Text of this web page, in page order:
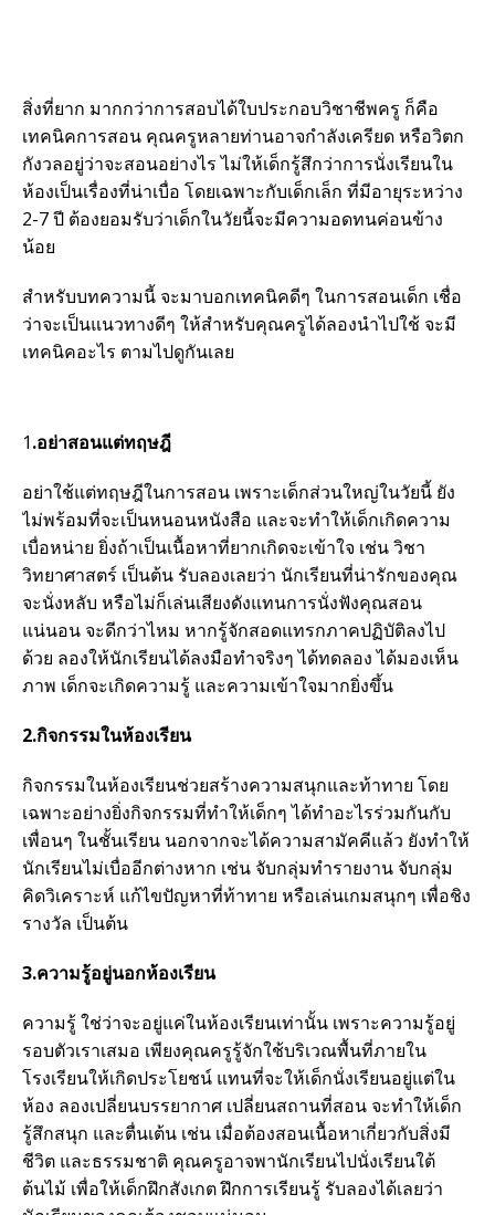
สิ่งที่ยาก มากกว่าการสอบได้ใบประกอบวิชาชีพครู ก็คือ
เทคนิคการสอน คุณครูหลายท่านอาจกำลังเครียด หรือวิตก
กังวลอยู่ว่าจะสอนอย่างไร ไม่ให้เด็กรู้สึกว่าการนั่งเรียนใน
ห้องเป็นเรื่องที่น่าเบื่อ โดยเฉพาะกับเด็กเล็ก ที่มีอายุระหว่าง
2-7 ปี ต้องยอมรับว่าเด็กในวัยนี้จะมีความอดทนค่อนข้าง
น้อย
สำหรับบทความนี้ จะมาบอกเทคนิคดีๆ ในการสอนเด็ก เชื่อ
ว่าจะเป็นแนวทางดีๆ ให้สำหรับคุณครูได้ลองนำไปใช้ จะมี
เทคนิคอะไร ตามไปดูกันเลย
1.อย่าสอนแต่ทฤษฎี
อย่าใช้แต่ทฤษฎีในการสอน เพราะเด็กส่วนใหญ่ในวัยนี้ ยัง
ไม่พร้อมที่จะเป็นหนอนหนังสือ และจะทำให้เด็กเกิดความ
เบื่อหน่าย ยิ่งถ้าเป็นเนื้อหาที่ยากเกิดจะเข้าใจ เช่น วิชา
วิทยาศาสตร์ เป็นต้น รับลองเลยว่า นักเรียนที่น่ารักของคุณ
จะนั่งหลับ หรือไม่ก็เล่นเสียงดังแทนการนั่งฟังคุณสอน
แน่นอน จะดีกว่าไหม หากรู้จักสอดแทรกภาคปฏิบัติลงไป
ด้วย ลองให้นักเรียนได้ลงมือทำจริงๆ ได้ทดลอง ได้มองเห็น
ภาพ เด็กจะเกิดความรู้ และความเข้าใจมากยิ่งขึ้น
2.กิจกรรมในห้องเรียน
กิจกรรมในห้องเรียนช่วยสร้างความสนุกและท้าทาย โดย
เฉพาะอย่างยิ่งกิจกรรมที่ทำให้เด็กๆ ได้ทำอะไรร่วมกันกับ
เพื่อนๆ ในชั้นเรียน นอกจากจะได้ความสามัคคีแล้ว ยังทำให้
นักเรียนไม่เบื่ออีกต่างหาก เช่น จับกลุ่มทำรายงาน จับกลุ่ม
คิดวิเคราะห์ แก้ไขปัญหาที่ท้าทาย หรือเล่นเกมสนุกๆ เพื่อชิง
รางวัล เป็นต้น
3.ความรู้อยู่นอกห้องเรียน
ความรู้ ใช่ว่าจะอยู่แค่ในห้องเรียนเท่านั้น เพราะความรู้อยู่
รอบตัวเราเสมอ เพียงคุณครูรู้จักใช้บริเวณพื้นที่ภายใน
โรงเรียนให้เกิดประโยชน์ แทนที่จะให้เด็กนั่งเรียนอยู่แต่ใน
ห้อง ลองเปลี่ยนบรรยากาศ เปลี่ยนสถานที่สอน จะทำให้เด็ก
รู้สึกสนุก และตื่นเต้น เช่น เมื่อต้องสอนเนื้อหาเกี่ยวกับสิ่งมี
ชีวิต และธรรมชาติ คุณครูอาจพานักเรียนไปนั่งเรียนใต้
ต้นไม้ เพื่อให้เด็กฝึกสังเกต ฝึกการเรียนรู้ รับลองได้เลยว่า